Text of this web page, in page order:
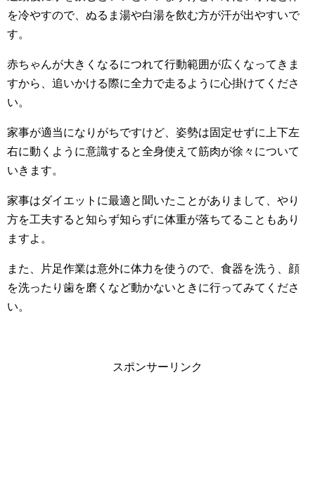
を冷やすので、ぬるま湯や白湯を飲む方が汗が出やすいで
す。
赤ちゃんが大きくなるにつれて行動範囲が広くなってきま
すから、追いかける際に全力で走るように心掛けてくださ
い。
家事が適当になりがちですけど、姿勢は固定せずに上下左
右に動くように意識すると全身使えて筋肉が徐々について
いきます。
家事はダイエットに最適と聞いたことがありまして、やり
方を工夫すると知らず知らずに体重が落ちてることもあり
ますよ。
また、片足作業は意外に体力を使うので、食器を洗う、顔
を洗ったり歯を磨くなど動かないときに行ってみてくださ
い。
スポンサーリンク